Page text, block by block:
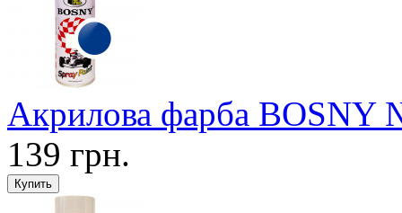
Акрилова фарба BOSNY
139 грн.